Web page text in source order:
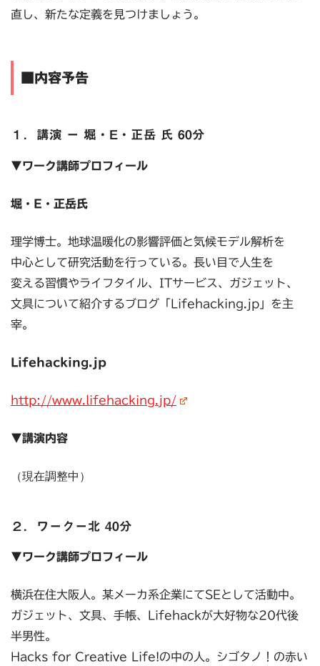
直し、新たな定義を見つけましょう。
■内容予告
１．講演 ー 堀・E・正岳 氏 60分
▼ワーク講師プロフィール
堀・E・正岳氏
理学博士。地球温暖化の影響評価と気候モデル解析を
中心として研究活動を行っている。長い目で人生を
変える習慣やライフタイル、ITサービス、ガジェット、
文具について紹介するブログ「Lifehacking.jp」を主
宰。
Lifehacking.jp
http://www.lifehacking.jp/
▼講演内容
（現在調整中）
２．ワークー北 40分
▼ワーク講師プロフィール
横浜在住大阪人。某メーカ系企業にてSEとして活動中。
ガジェット、文具、手帳、Lifehackが大好物な20代後
半男性。
Hacks for Creative Life!の中の人。シゴタノ！の赤い